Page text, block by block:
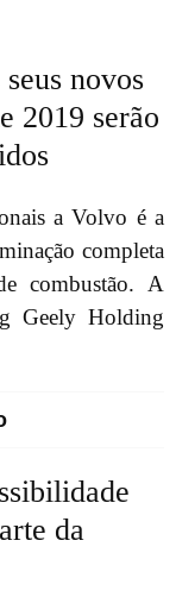
novos
2019 serão
a Volvo é a
completa
combustão. A
Geely Holding
da